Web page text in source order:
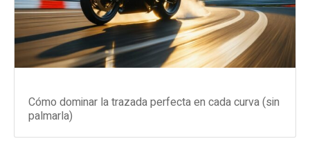
Cómo dominar la trazada perfecta en cada curva (sin
palmarla)